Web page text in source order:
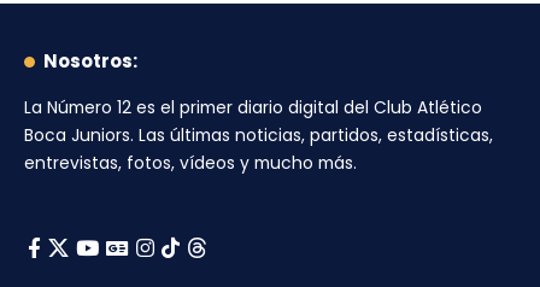
Nosotros:
La Número 12 es el primer diario digital del Club Atlético
Boca Juniors. Las últimas noticias, partidos, estadísticas,
entrevistas, fotos, vídeos y mucho más.